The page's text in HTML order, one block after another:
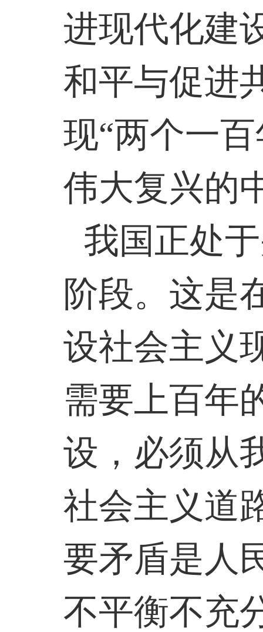
进现代化建
和平与促进
现“两个一
伟大复兴的
我国正处
阶段。这是
设社会主义
需要上百年
设，必须从
社会主义道
要矛盾是人
不平衡不充